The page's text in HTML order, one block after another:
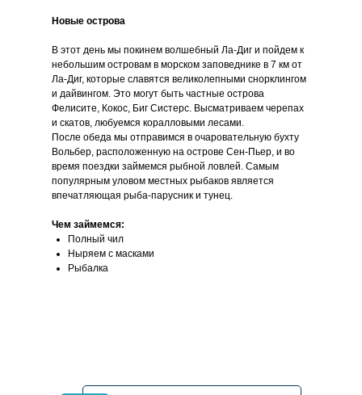
Новые острова
В этот день мы покинем волшебный Ла-Диг и пойдем к
небольшим островам в морском заповеднике в 7 км от
Ла-Диг, которые славятся великолепными снорклингом
и дайвингом. Это могут быть частные острова
Фелисите, Кокос, Биг Систерс. Высматриваем черепах
и скатов, любуемся коралловыми лесами.
После обеда мы отправимся в очаровательную бухту
Вольбер, расположенную на острове Сен-Пьер, и во
время поездки займемся рыбной ловлей. Самым
популярным уловом местных рыбаков является
впечатляющая рыба-парусник и тунец.
Чем займемся:
Полный чил
Ныряем с масками
Рыбалка